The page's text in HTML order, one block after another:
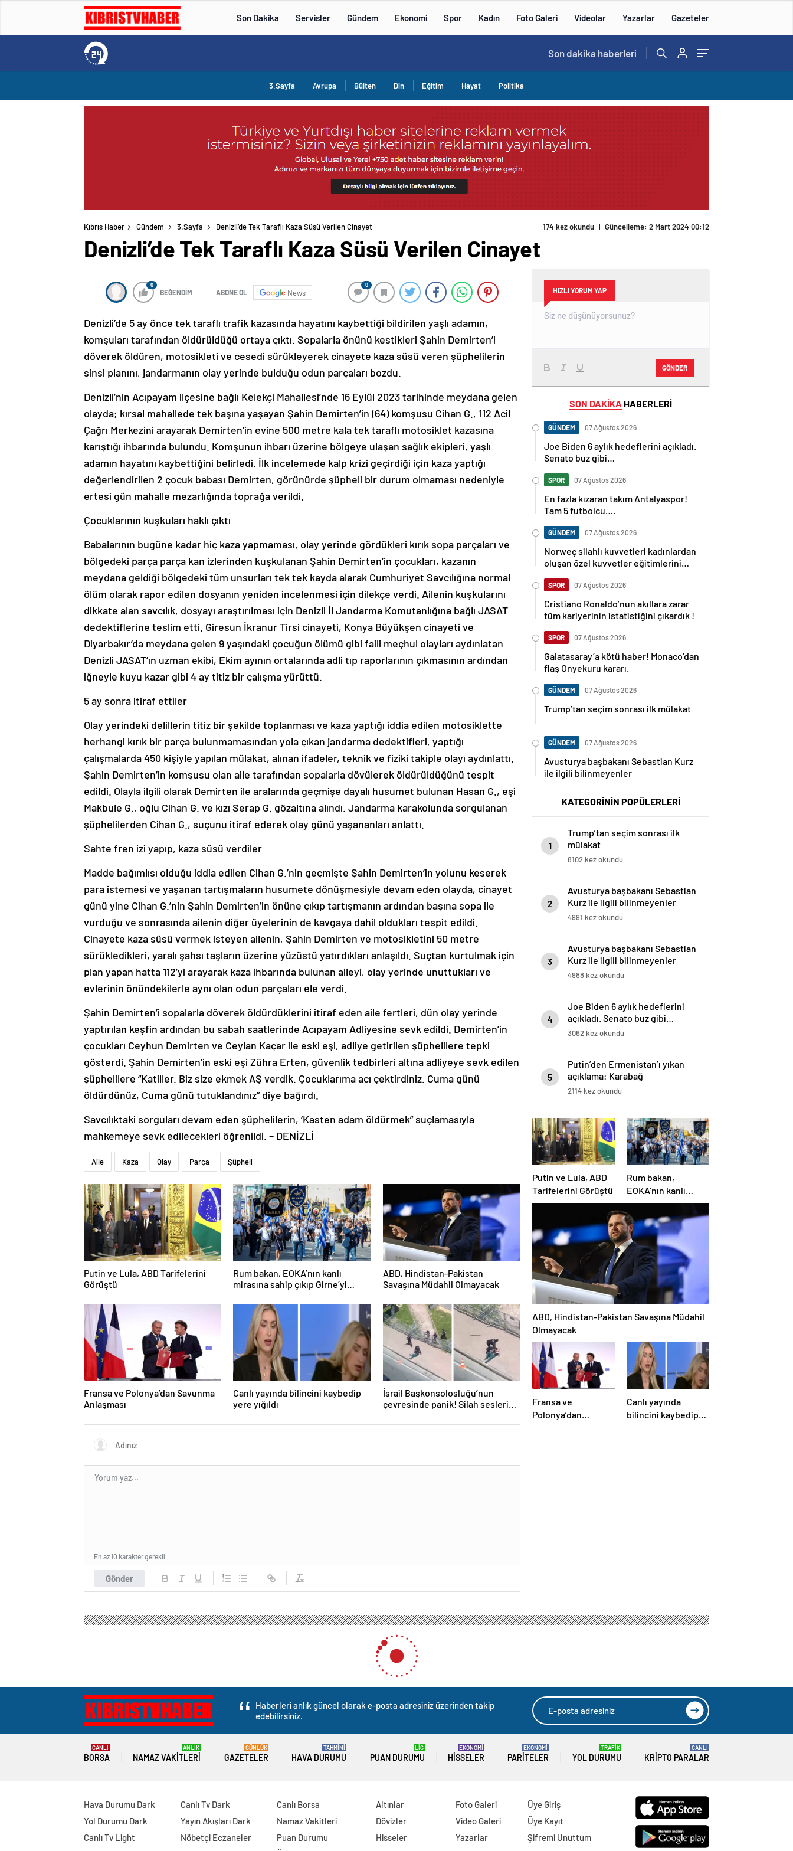
Son Dakika Servisler Gündem Ekonomi Spor Kadın Foto Galeri Videolar Yazarlar Gazeteler
Son dakika haberleri
3.Sayfa Avrupa Bülten Din Eğitim Hayat Politika
Kıbrıs Haber Gündem 3.Sayfa Denizli’de Tek Taraflı Kaza Süsü Verilen Cinayet 174 kez okundu | Güncelleme: 2 Mart 2024 00:12
Denizli’de Tek Taraflı Kaza Süsü Verilen Cinayet
0
BEĞENDİM ABONE OL News
0
Denizli’de 5 ay önce tek taraflı trafik kazasında hayatını kaybettiği bildirilen yaşlı adamın,
komşuları tarafından öldürüldüğü ortaya çıktı. Sopalarla önünü kestikleri Şahin Demirten’i
döverek öldüren, motosikleti ve cesedi sürükleyerek cinayete kaza süsü veren şüphelilerin
sinsi planını, jandarmanın olay yerinde bulduğu odun parçaları bozdu.
Denizli’nin Acıpayam ilçesine bağlı Kelekçi Mahallesi’nde 16 Eylül 2023 tarihinde meydana gelen
olayda; kırsal mahallede tek başına yaşayan Şahin Demirten’in (64) komşusu Cihan G., 112 Acil
Çağrı Merkezini arayarak Demirten’in evine 500 metre kala tek taraflı motosiklet kazasına
karıştığı ihbarında bulundu. Komşunun ihbarı üzerine bölgeye ulaşan sağlık ekipleri, yaşlı
adamın hayatını kaybettiğini belirledi. İlk incelemede kalp krizi geçirdiği için kaza yaptığı
değerlendirilen 2 çocuk babası Demirten, görünürde şüpheli bir durum olmaması nedeniyle
ertesi gün mahalle mezarlığında toprağa verildi.
Çocuklarının kuşkuları haklı çıktı
Babalarının bugüne kadar hiç kaza yapmaması, olay yerinde gördükleri kırık sopa parçaları ve
bölgedeki parça parça kan izlerinden kuşkulanan Şahin Demirten’in çocukları, kazanın
meydana geldiği bölgedeki tüm unsurları tek tek kayda alarak Cumhuriyet Savcılığına normal
ölüm olarak rapor edilen dosyanın yeniden incelenmesi için dilekçe verdi. Ailenin kuşkularını
dikkate alan savcılık, dosyayı araştırılması için Denizli İl Jandarma Komutanlığına bağlı JASAT
dedektiflerine teslim etti. Giresun İkranur Tirsi cinayeti, Konya Büyükşen cinayeti ve
Diyarbakır’da meydana gelen 9 yaşındaki çocuğun ölümü gibi faili meçhul olayları aydınlatan
Denizli JASAT’ın uzman ekibi, Ekim ayının ortalarında adli tıp raporlarının çıkmasının ardından
iğneyle kuyu kazar gibi 4 ay titiz bir çalışma yürüttü.
5 ay sonra itiraf ettiler
Olay yerindeki delillerin titiz bir şekilde toplanması ve kaza yaptığı iddia edilen motosiklette
herhangi kırık bir parça bulunmamasından yola çıkan jandarma dedektifleri, yaptığı
çalışmalarda 450 kişiyle yapılan mülakat, alınan ifadeler, teknik ve fiziki takiple olayı aydınlattı.
Şahin Demirten’in komşusu olan aile tarafından sopalarla dövülerek öldürüldüğünü tespit
edildi. Olayla ilgili olarak Demirten ile aralarında geçmişe dayalı husumet bulunan Hasan G., eşi
Makbule G., oğlu Cihan G. ve kızı Serap G. gözaltına alındı. Jandarma karakolunda sorgulanan
şüphelilerden Cihan G., suçunu itiraf ederek olay günü yaşananları anlattı.
Sahte fren izi yapıp, kaza süsü verdiler
Madde bağımlısı olduğu iddia edilen Cihan G.’nin geçmişte Şahin Demirten’in yolunu keserek
para istemesi ve yaşanan tartışmaların husumete dönüşmesiyle devam eden olayda, cinayet
günü yine Cihan G.’nin Şahin Demirten’in önüne çıkıp tartışmanın ardından başına sopa ile
vurduğu ve sonrasında ailenin diğer üyelerinin de kavgaya dahil oldukları tespit edildi.
Cinayete kaza süsü vermek isteyen ailenin, Şahin Demirten ve motosikletini 50 metre
sürükledikleri, yaralı şahsı taşların üzerine yüzüstü yatırdıkları anlaşıldı. Suçtan kurtulmak için
plan yapan hatta 112’yi arayarak kaza ihbarında bulunan aileyi, olay yerinde unuttukları ve
evlerinin önündekilerle aynı olan odun parçaları ele verdi.
Şahin Demirten’i sopalarla döverek öldürdüklerini itiraf eden aile fertleri, dün olay yerinde
yaptırılan keşfin ardından bu sabah saatlerinde Acıpayam Adliyesine sevk edildi. Demirten’in
çocukları Ceyhun Demirten ve Ceylan Kaçar ile eski eşi, adliye getirilen şüphelilere tepki
gösterdi. Şahin Demirten’in eski eşi Zühra Erten, güvenlik tedbirleri altına adliyeye sevk edilen
şüphelilere “Katiller. Biz size ekmek AŞ verdik. Çocuklarıma acı çektirdiniz. Cuma günü
öldürdünüz, Cuma günü tutuklandınız” diye bağırdı.
Savcılıktaki sorguları devam eden şüphelilerin, ‘Kasten adam öldürmek” suçlamasıyla
mahkemeye sevk edilecekleri öğrenildi. – DENİZLİ
Aile Kaza Olay Parça Şüpheli
Putin ve Lula, ABD Tarifelerini
Görüştü
Rum bakan, EOKA’nın kanlı
mirasına sahip çıkıp Girne’yi
ABD, Hindistan-Pakistan
Savaşına Müdahil Olmayacak
Fransa ve Polonya’dan Savunma
Anlaşması
Canlı yayında bilincini kaybedip
yere yığıldı
İsrail Başkonsolosluğu’nun
çevresinde panik! Silah sesleri
Gönder
En az 10 karakter gerekli
HIZLI YORUM YAP
GÖNDER
SON DAKİKA HABERLERİ
GÜNDEM 07 Ağustos 2026
Joe Biden 6 aylık hedeflerini açıkladı.
Senato buz gibi…
SPOR 07 Ağustos 2026
En fazla kızaran takım Antalyaspor!
Tam 5 futbolcu….
GÜNDEM 07 Ağustos 2026
Norweç silahlı kuvvetleri kadınlardan
oluşan özel kuvvetler eğitimlerini
SPOR 07 Ağustos 2026
Cristiano Ronaldo’nun akıllara zarar
tüm kariyerinin istatistiğini çıkardık !
SPOR 07 Ağustos 2026
Galatasaray’a kötü haber! Monaco’dan
flaş Onyekuru kararı.
GÜNDEM 07 Ağustos 2026
Trump’tan seçim sonrası ilk mülakat
GÜNDEM 07 Ağustos 2026
Avusturya başbakanı Sebastian Kurz
ile ilgili bilinmeyenler
KATEGORİNİN POPÜLERLERİ
1
Trump’tan seçim sonrası ilk
mülakat
8102 kez okundu
2
Avusturya başbakanı Sebastian
Kurz ile ilgili bilinmeyenler
4991 kez okundu
3
Avusturya başbakanı Sebastian
Kurz ile ilgili bilinmeyenler
4988 kez okundu
4
Joe Biden 6 aylık hedeflerini
açıkladı. Senato buz gibi…
3062 kez okundu
5
Putin’den Ermenistan’ı yıkan
açıklama: Karabağ
Azerbaycan’ın ayrılmaz bir
2114 kez okundu
Putin ve Lula, ABD
Tarifelerini Görüştü
Rum bakan,
EOKA’nın kanlı
mirasına sahip çıkıp
Girne’yi hedef
gösterdi
ABD, Hindistan-Pakistan Savaşına Müdahil
Olmayacak
Fransa ve
Polonya’dan
Canlı yayında
bilincini kaybedip
Haberleri anlık güncel olarak e-posta adresiniz üzerinden takip
edebilirsiniz.
BORSA
CANLI
NAMAZ VAKITLERI
ANLIK
GAZETELER
GÜNLÜK
HAVA DURUMU
TAHMİNİ
PUAN DURUMU
LİG
HISSELER
EKONOMİ
PARITELER
EKONOMİ
YOL DURUMU
TRAFİK
KRIPTO PARALAR
CANLI
Hava Durumu Dark
Yol Durumu Dark
Canlı Tv Light
Canlı Tv Dark
Yayın Akışları Dark
Nöbetçi Eczaneler
Canlı Borsa
Namaz Vakitleri
Puan Durumu
Altınlar
Dövizler
Hisseler
Foto Galeri
Video Galeri
Yazarlar
Üye Giriş
Üye Kayıt
Şifremi Unuttum